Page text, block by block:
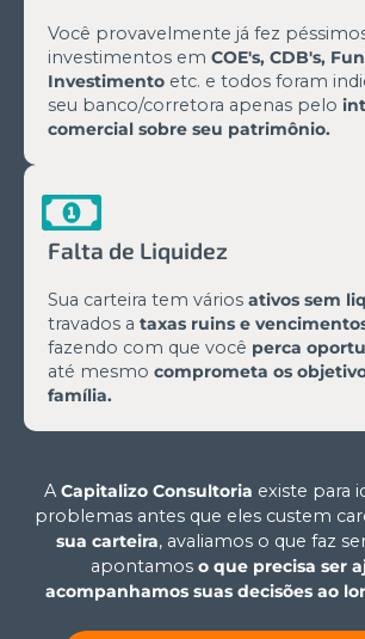
Você provavelmente já fez
investimentos em COE's, CDB's,
Investimento etc. e todos foram
seu banco/corretora apenas pelo
comercial sobre seu patrimônio.
Falta de Liquidez
Sua carteira tem vários ativos sem
travados a taxas ruins e
fazendo com que você perca
até mesmo comprometa os
família.
A Capitalizo Consultoria existe para
problemas antes que eles custem
sua carteira, avaliamos o que faz
apontamos o que precisa ser
acompanhamos suas decisões ao